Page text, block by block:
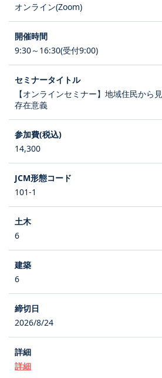
オンライン(Zoom)
9:30～16:30(受付9:00)
【オンラインセミナー】地域住民から
存在意義
14,300
101-1
6
6
2026/8/24
詳細